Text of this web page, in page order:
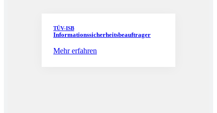
TÜV-ISB
Informationssicherheitsbeauftrager
Mehr erfahren